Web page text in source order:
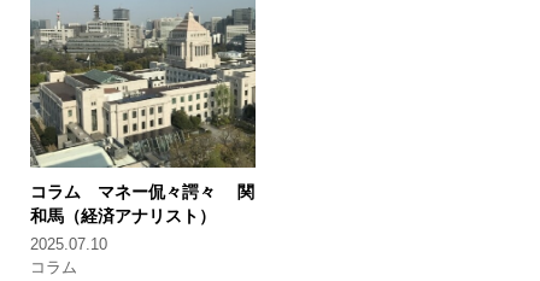
コラム マネー侃々諤々
関
和馬（経済アナリスト）
2025.07.10
コラム